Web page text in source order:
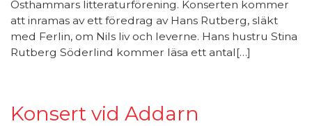
Östhammars litteraturförening. Konserten kommer
att inramas av ett föredrag av Hans Rutberg, släkt
med Ferlin, om Nils liv och leverne. Hans hustru Stina
Rutberg Söderlind kommer läsa ett antal[…]
Konsert vid Addarn